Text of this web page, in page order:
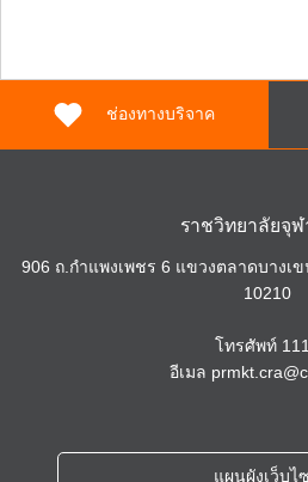
ช่องทางบริจาค
ราชวิทยาลัยจุ
906 ถ.กำแพงเพชร 6 แขวงตลาดบางเ
10210
โทรศัพท์
อีเมล
แผนผังเว็บไ